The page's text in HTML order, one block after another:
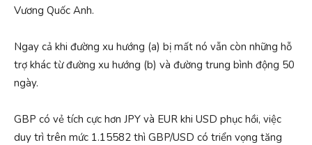
Vương Quốc Anh.
Ngay cả khi đường xu hướng (a) bị mất nó vẫn còn những hỗ
trợ khác từ đường xu hướng (b) và đường trung bình động 50
ngày.
GBP có vẻ tích cực hơn JPY và EUR khi USD phục hồi, việc
duy trì trên mức 1.15582 thì GBP/USD có triển vọng tăng